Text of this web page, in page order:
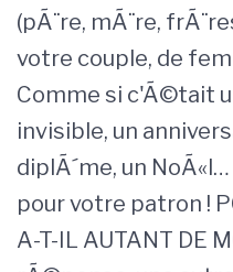
(pÃ¨re, mÃ¨re,
votre couple, de
Comme si c'Ã©tait
invisible, un
diplÃ´me, un
pour votre patron !
A-T-IL AUTANT DE